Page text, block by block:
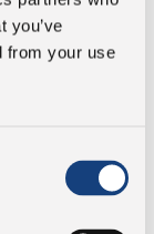
you’ve
from your use